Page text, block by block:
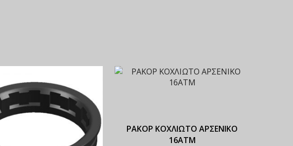
ΡΑΚΟΡ ΚΟΧΛΙΩΤΟ ΑΡΣΕΝΙΚΟ
16ΑΤΜ